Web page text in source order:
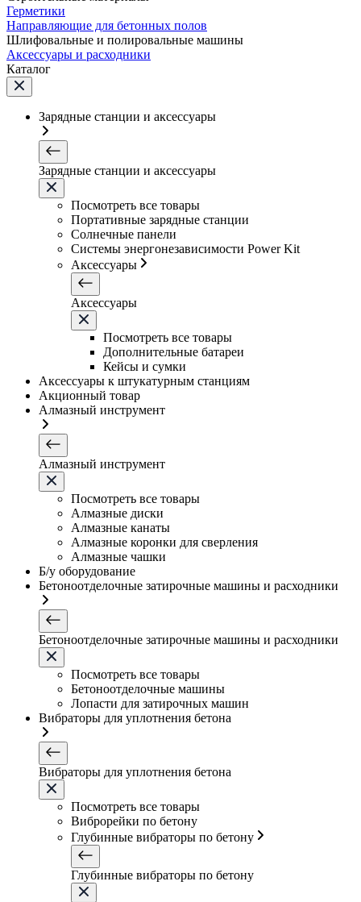
Герметики
Направляющие для бетонных полов
Шлифовальные и полировальные машины
Аксессуары и расходники
Каталог
Зарядные станции и аксессуары
Зарядные станции и аксессуары
Посмотреть все товары
Портативные зарядные станции
Солнечные панели
Системы энергонезависимости Power Kit
Аксессуары
Аксессуары
Посмотреть все товары
Дополнительные батареи
Кейсы и сумки
Аксессуары к штукатурным станциям
Акционный товар
Алмазный инструмент
Алмазный инструмент
Посмотреть все товары
Алмазные диски
Алмазные канаты
Алмазные коронки для сверления
Алмазные чашки
Б/у оборудование
Бетоноотделочные затирочные машины и расходники
Бетоноотделочные затирочные машины и расходники
Посмотреть все товары
Бетоноотделочные машины
Лопасти для затирочных машин
Вибраторы для уплотнения бетона
Вибраторы для уплотнения бетона
Посмотреть все товары
Виброрейки по бетону
Глубинные вибраторы по бетону
Глубинные вибраторы по бетону